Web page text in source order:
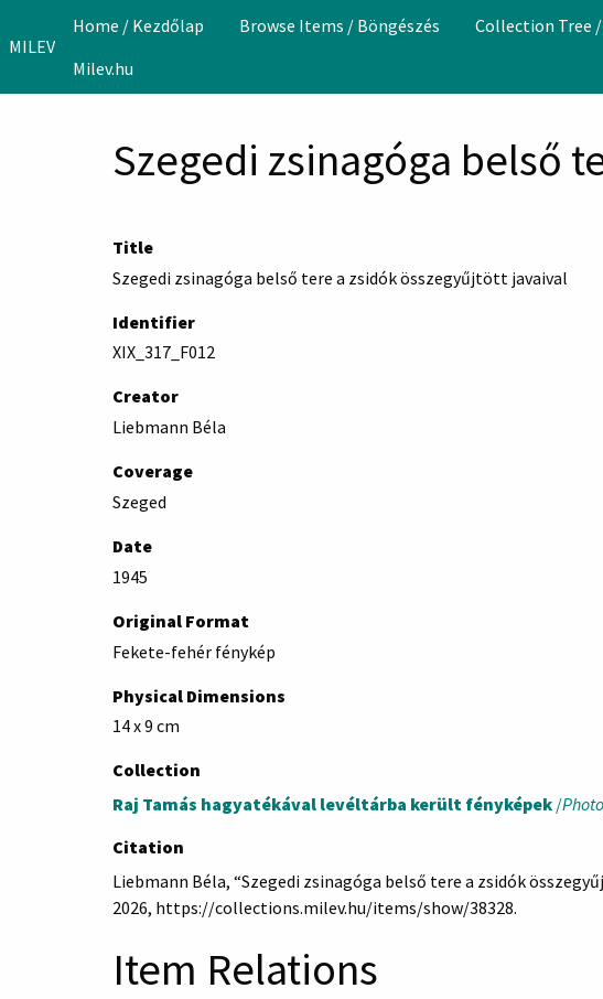
MILEV
Home / Kezdőlap Browse Items / Böngészés Collection Tree
Milev.hu
Szegedi zsinagóga belső
Title
Szegedi zsinagóga belső tere a zsidók összegyűjtött javaival
Identifier
XIX_317_F012
Creator
Liebmann Béla
Coverage
Szeged
Date
1945
Original Format
Fekete-fehér fénykép
Physical Dimensions
14 x 9 cm
Collection
Raj Tamás hagyatékával levéltárba került fényképek /
Citation
Liebmann Béla, “Szegedi zsinagóga belső tere a zsidók
2026, https://collections.milev.hu/items/show/38328.
Item Relations